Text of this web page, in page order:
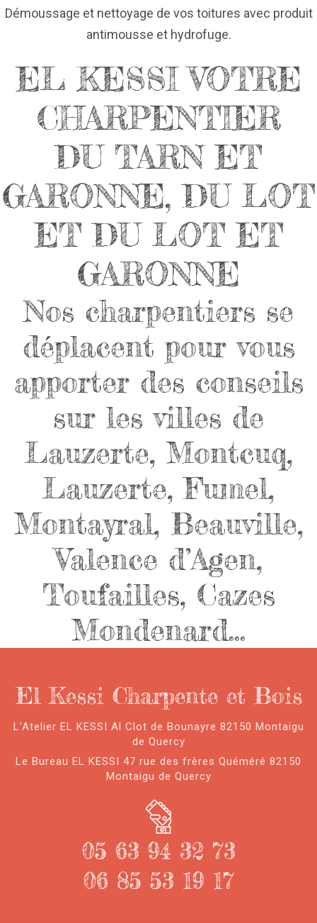
Démoussage et nettoyage de vos toitures avec produit
antimousse et hydrofuge.
EL KESSI VOTRE
CHARPENTIER
DU TARN ET
GARONNE, DU LOT
ET DU LOT ET
GARONNE
Nos charpentiers se
déplacent pour vous
apporter des conseils
sur les villes de
Lauzerte, Montcuq,
Lauzerte, Fumel,
Montayral, Beauville,
Valence d’Agen,
Toufailles, Cazes
Mondenard…
El Kessi Charpente et Bois
L'Atelier EL KESSI Al Clot de Bounayre 82150 Montaigu
de Quercy
Le Bureau EL KESSI 47 rue des frères Quéméré 82150
Montaigu de Quercy
05 63 94 32 73
06 85 53 19 17